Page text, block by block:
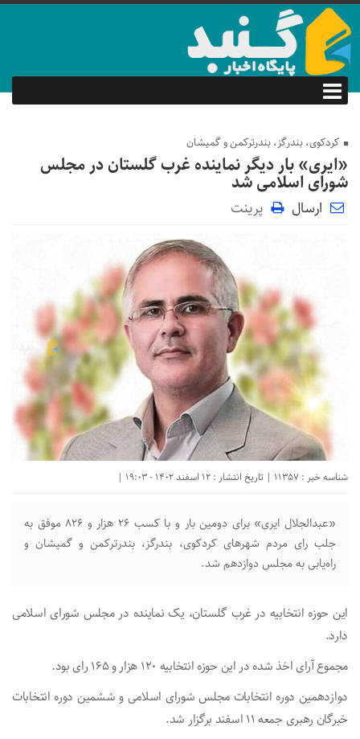
کردکوی، بندرگز، بندرترکمن و گمیشان
«ایری» بار دیگر نماینده غرب گلستان در مجلس
شورای اسلامی شد
ارسال پرینت
شناسه خبر : 11357 | تاریخ انتشار : 12 اسفند 1402 - 19:03 |
«عبدالجلال ایری» برای دومین بار و با کسب ۲۶ هزار و ۸۲۶ موفق به
جلب رای مردم شهرهای کردکوی، بندرگز، بندرترکمن و گمیشان و
راه‌یابی به مجلس دوازدهم شد.
این حوزه انتخابیه در غرب گلستان، یک نماینده در مجلس شورای اسلامی
دارد.
مجموع آرای اخذ شده در این حوزه انتخابیه ۱۲۰ هزار و ۱۶۵ رای بود.
دوازدهمین دوره انتخابات مجلس شورای اسلامی و ششمین دوره انتخابات
خبرگان رهبری جمعه ۱۱ اسفند برگزار شد.